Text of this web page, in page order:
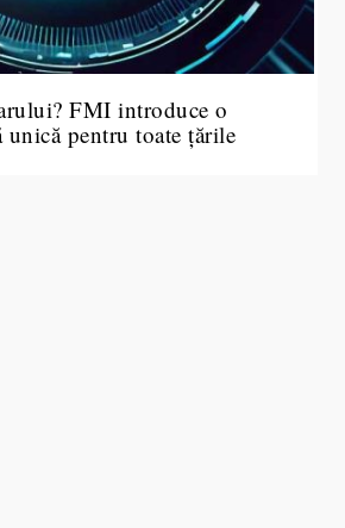
FMI introduce o
pentru toate țările